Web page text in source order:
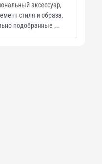
аксессуар,
стиля и образа.
подобранные ...